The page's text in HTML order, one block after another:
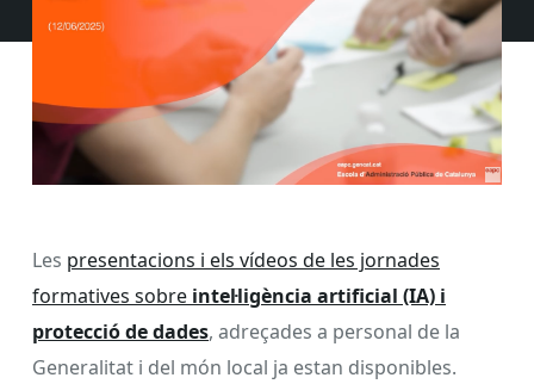
Les presentacions i els vídeos de les jornades
formatives sobre intel·ligència artificial (IA) i
protecció de dades, adreçades a personal de la
Generalitat i del món local ja estan disponibles.